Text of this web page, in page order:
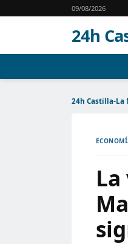
09/08/2026
24h
24h Castilla-La